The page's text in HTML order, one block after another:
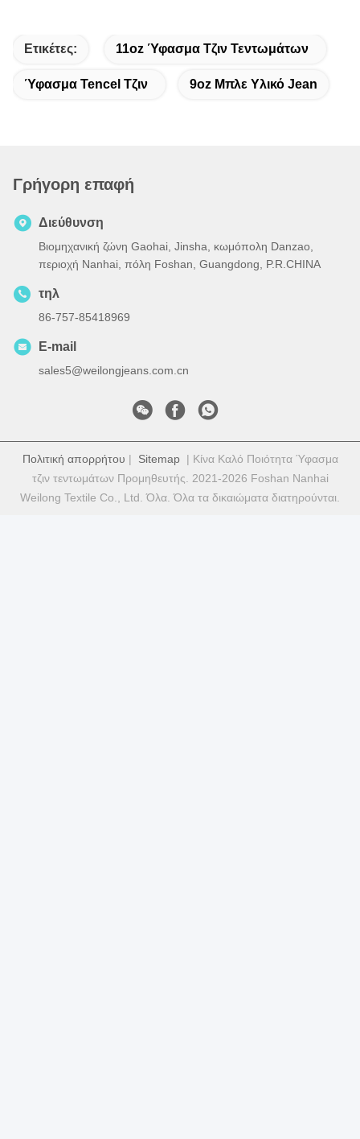
Ετικέτες: 11oz Ύφασμα Τζιν Τεντωμάτων
Ύφασμα Tencel Τζιν 9oz Μπλε Υλικό Jean
Γρήγορη επαφή
Διεύθυνση
Βιομηχανική ζώνη Gaohai, Jinsha, κωμόπολη Danzao,
περιοχή Nanhai, πόλη Foshan, Guangdong, P.R.CHINA
τηλ
86-757-85418969
E-mail
sales5@weilongjeans.com.cn
Πολιτική απορρήτου | Sitemap| Κίνα Καλό Ποιότητα Ύφασμα
τζιν τεντωμάτων Προμηθευτής. 2021-2026 Foshan Nanhai
Weilong Textile Co., Ltd. Όλα. Όλα τα δικαιώματα διατηρούνται.